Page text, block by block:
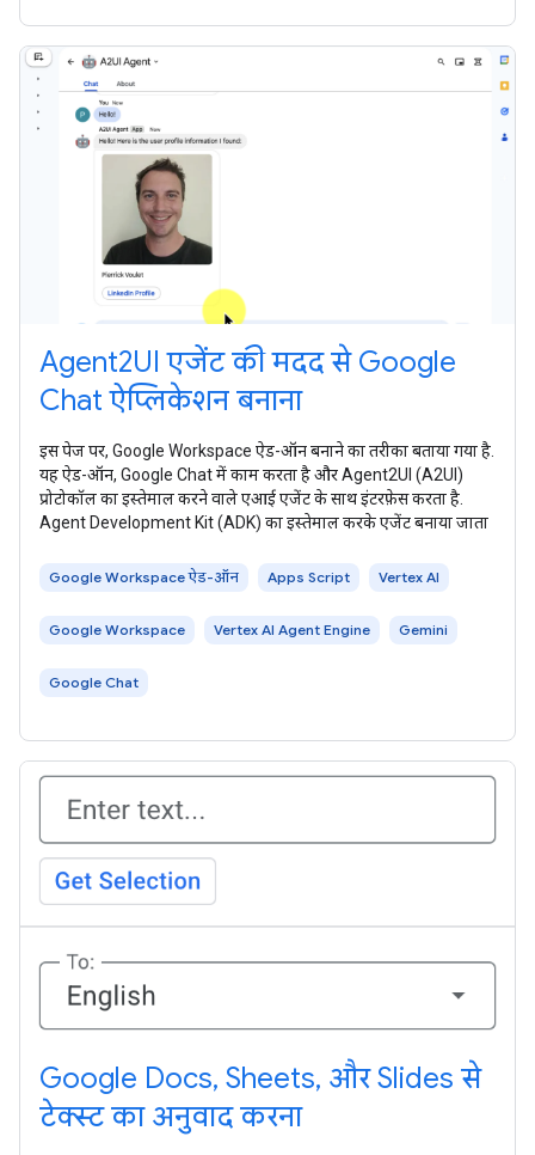
Agent2UI एजेंट की मदद से Google
Chat ऐप्लिकेशन बनाना
इस पेज पर, Google Workspace ऐड-ऑन बनाने का तरीका बताया गया है.
यह ऐड-ऑन, Google Chat में काम करता है और Agent2UI (A2UI)
प्रोटोकॉल का इस्तेमाल करने वाले एआई एजेंट के साथ इंटरफ़ेस करता है.
Agent Development Kit (ADK) का इस्तेमाल करके एजेंट बनाया जाता
Google Workspace ऐड-ऑन Apps Script Vertex AI
Google Workspace Vertex AI Agent Engine Gemini
Google Chat
Google Docs, Sheets, और Slides से
टेक्स्ट का अनुवाद करना